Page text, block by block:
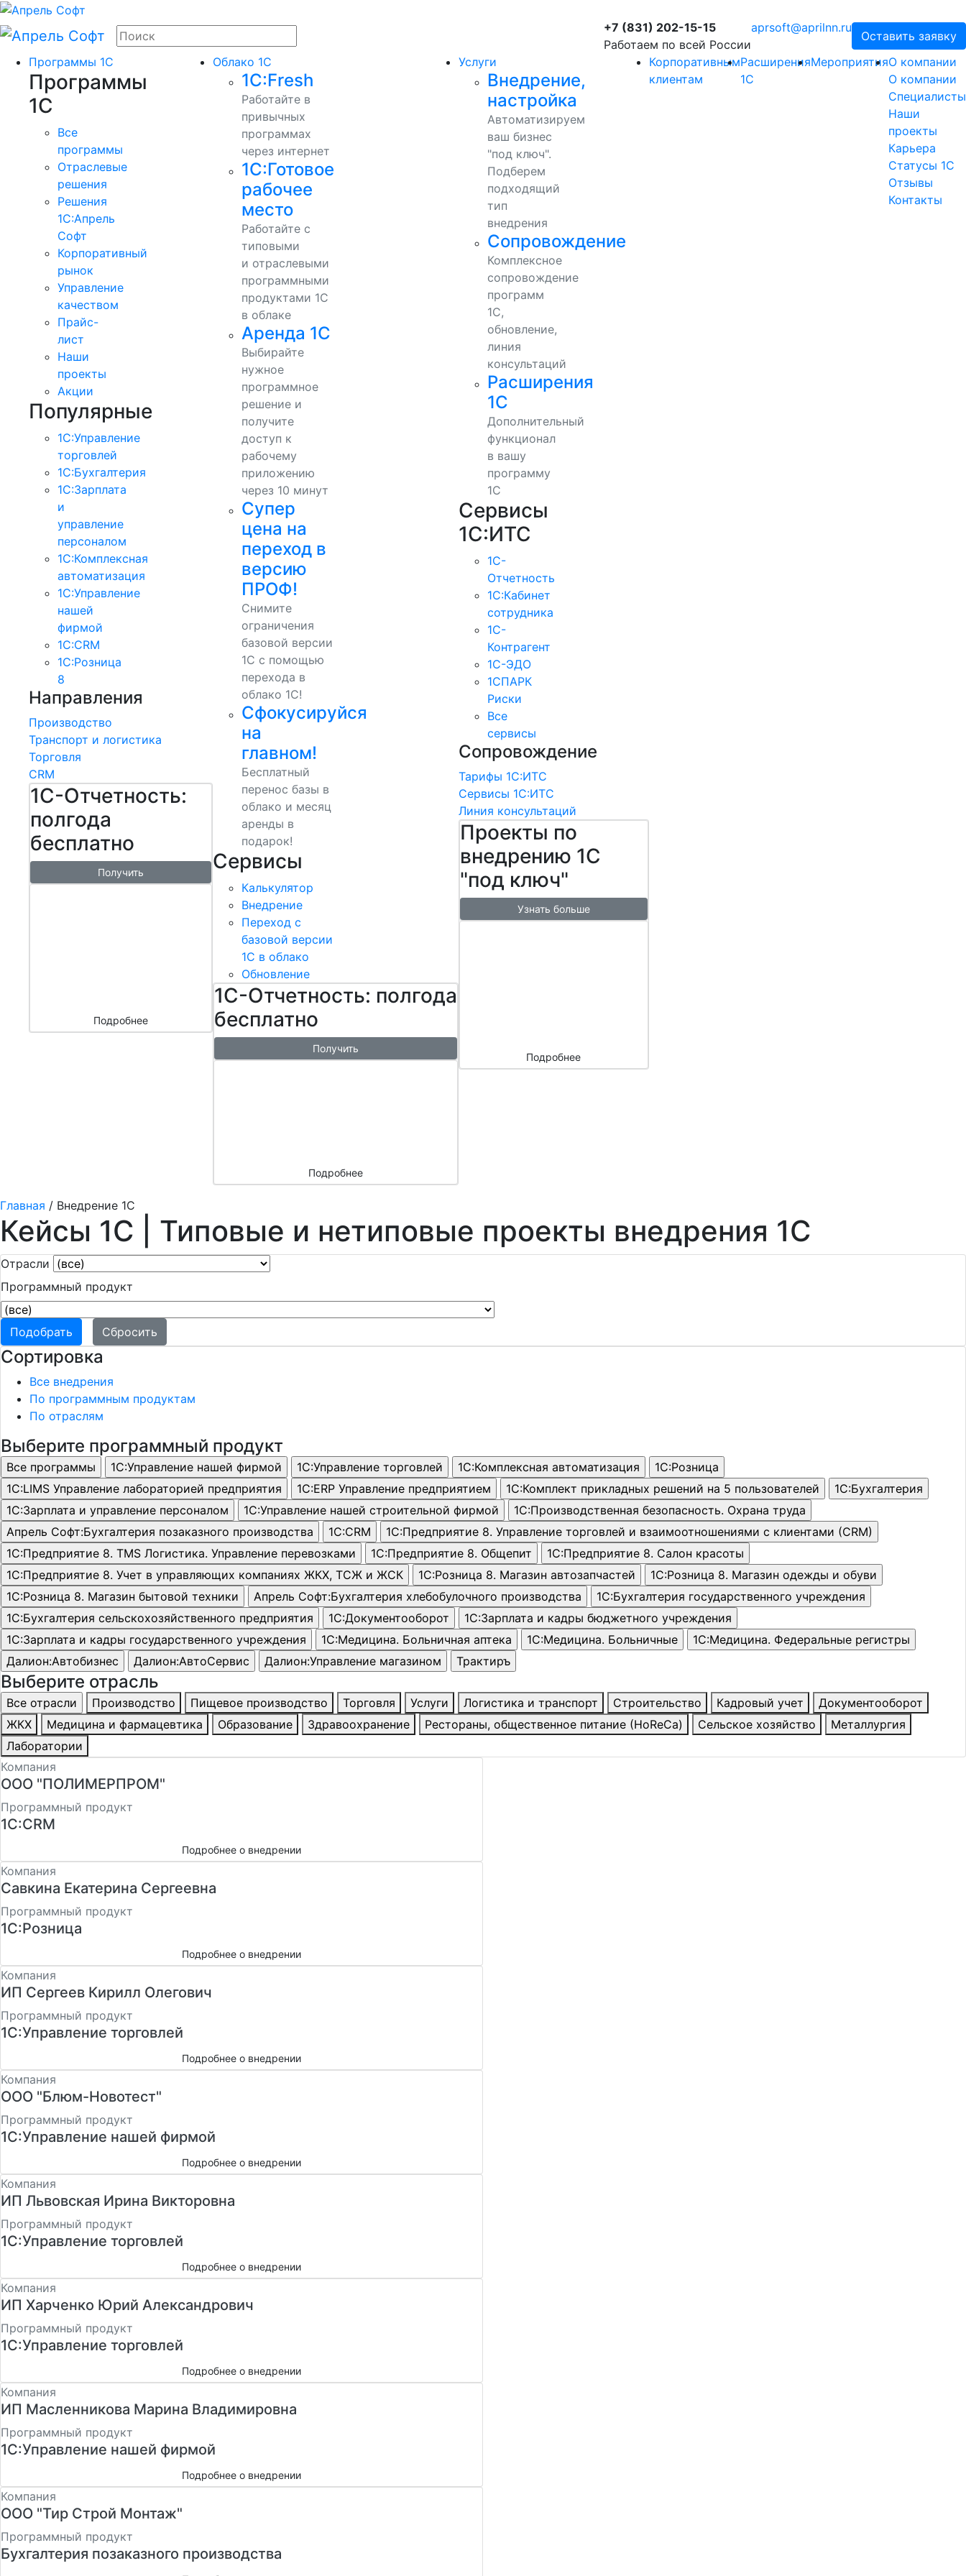
+7 (831) 202-15-15
Работаем по всей России
aprsoft@aprilnn.ru
Оставить заявку
Программы 1С
Программы
1С
Все
программы
Отраслевые
решения
Решения
1C:Апрель
Софт
Корпоративный
рынок
Управление
качеством
Прайс-
лист
Наши
проекты
Акции
Популярные
1С:Управление
торговлей
1С:Бухгалтерия
1С:Зарплата
и
управление
персоналом
1С:Комплексная
автоматизация
1С:Управление
нашей
фирмой
1С:CRM
1С:Розница
8
Направления
Производство
Транспорт и логистика
Торговля
CRM
1С-Отчетность:
полгода
бесплатно
Получить
Подробнее
Облако 1С
1С:Fresh
Работайте в
привычных
программах
через интернет
1С:Готовое
рабочее
место
Работайте с
типовыми
и отраслевыми
программными
продуктами 1С
в облаке
Аренда 1С
Выбирайте
нужное
программное
решение и
получите
доступ к
рабочему
приложению
через 10 минут
Супер
цена на
переход в
версию
ПРОФ!
Снимите
ограничения
базовой версии
1С с помощью
перехода в
облако 1С!
Сфокусируйся
на
главном!
Бесплатный
перенос базы в
облако и месяц
аренды в
подарок!
Сервисы
Калькулятор
Внедрение
Переход с
базовой версии
1С в облако
Обновление
1С-Отчетность: полгода
бесплатно
Получить
Подробнее
Услуги
Внедрение,
настройка
Автоматизируем
ваш бизнес
"под ключ".
Подберем
подходящий
тип
внедрения
Сопровождение
Комплексное
сопровождение
программ
1С,
обновление,
линия
консультаций
Расширения
1С
Дополнительный
функционал
в вашу
программу
1С
Сервисы
1С:ИТС
1С-
Отчетность
1С:Кабинет
сотрудника
1С-
Контрагент
1С-ЭДО
1СПАРК
Риски
Все
сервисы
Сопровождение
Тарифы 1С:ИТС
Сервисы 1С:ИТС
Линия консультаций
Проекты по
внедрению 1С
"под ключ"
Узнать больше
Подробнее
Корпоративным
клиентам
Расширения
1С
МероприятияО компании
О компании
Специалисты
Наши
проекты
Карьера
Статусы 1С
Отзывы
Контакты
Главная / Внедрение 1С
Кейсы 1С | Типовые и нетиповые проекты внедрения 1С
Отрасли
Программный продукт
Сортировка
Все внедрения
По программным продуктам
По отраслям
Выберите программный продукт
Выберите отрасль
Производство Пищевое производство Торговля Услуги Логистика и транспорт Строительство Кадровый учет
Документооборот
ЖКХ
Медицина и фармацевтика Образование Здравоохранение Рестораны, общественное питание (HoReCa) Сельское хозяйство
Металлургия
Лаборатории
Компания
ООО "ПОЛИМЕРПРОМ"
Программный продукт
1С:CRM
Подробнее о внедрении
Компания
Савкина Екатерина Сергеевна
Программный продукт
1С:Розница
Подробнее о внедрении
Компания
ИП Сергеев Кирилл Олегович
Программный продукт
1С:Управление торговлей
Подробнее о внедрении
Компания
ООО "Блюм-Новотест"
Программный продукт
1С:Управление нашей фирмой
Подробнее о внедрении
Компания
ИП Львовская Ирина Викторовна
Программный продукт
1С:Управление торговлей
Подробнее о внедрении
Компания
ИП Харченко Юрий Александрович
Программный продукт
1С:Управление торговлей
Подробнее о внедрении
Компания
ИП Масленникова Марина Владимировна
Программный продукт
1С:Управление нашей фирмой
Подробнее о внедрении
Компания
ООО "Тир Строй Монтаж"
Программный продукт
Бухгалтерия позаказного производства